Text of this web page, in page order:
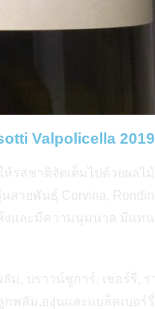
Valpolicella 2019
ห้รสชาติจัดเต็มไปด้วยผล
ายพันธุ์ Corvina,
และมีความนุ่มนวล มีแท
, บราวน์ชูการ์, เชอร์รี่, ร
พลัม,องุ่นและแบล็คเบอร์